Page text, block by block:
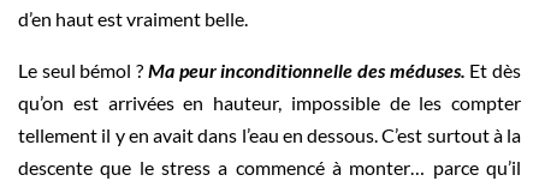
d’en haut est vraiment belle.
Le seul bémol ? Ma peur inconditionnelle des méduses. Et dès
qu’on est arrivées en hauteur, impossible de les compter
tellement il y en avait dans l’eau en dessous. C’est surtout à la
descente que le stress a commencé à monter… parce qu’il